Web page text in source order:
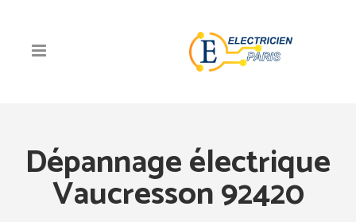
Dépannage électrique
Vaucresson 92420